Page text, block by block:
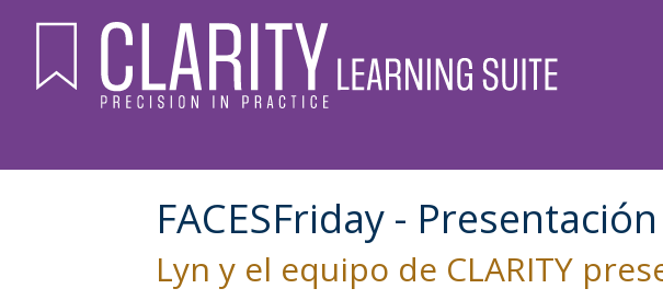
FACESFriday -
Lyn y el equipo de CLARITY